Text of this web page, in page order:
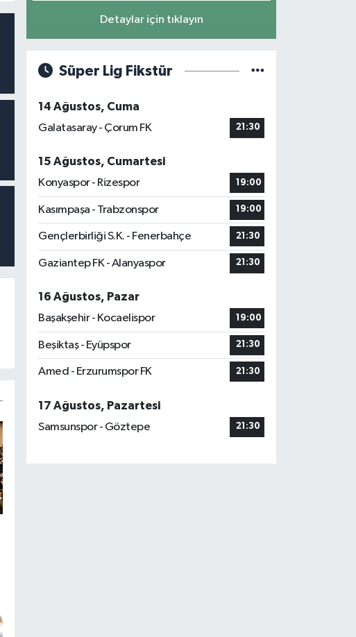
Detaylar için tıklayın
Süper Lig Fikstür
14 Ağustos, Cuma
Galatasaray - Çorum FK
21:30
15 Ağustos, Cumartesi
Konyaspor - Rizespor
19:00
Kasımpaşa - Trabzonspor 19:00
Gençlerbirliği S.K. - Fenerbahçe 21:30
Gaziantep FK - Alanyaspor 21:30
16 Ağustos, Pazar
Başakşehir - Kocaelispor
19:00
Beşiktaş - Eyüpspor 21:30
Amed - Erzurumspor FK 21:30
17 Ağustos, Pazartesi
Samsunspor - Göztepe
21:30